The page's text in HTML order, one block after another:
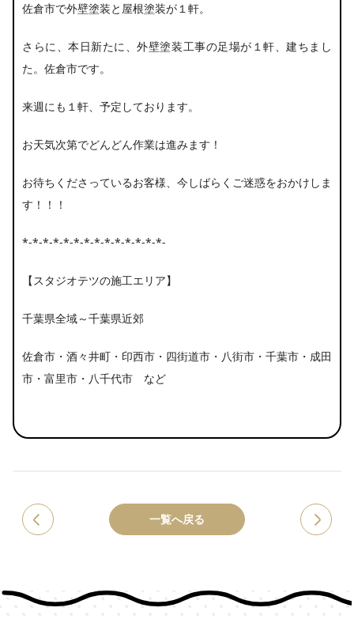
佐倉市で外壁塗装と屋根塗装が１軒。
さらに、本日新たに、外壁塗装工事の足場が１軒、建ちまし
た。佐倉市です。
来週にも１軒、予定しております。
お天気次第でどんどん作業は進みます！
お待ちくださっているお客様、今しばらくご迷惑をおかけしま
す！！！
*-*-*-*-*-*-*-*-*-*-*-*-*-*-
【スタジオテツの施工エリア】
千葉県全域～千葉県近郊
佐倉市・酒々井町・印西市・四街道市・八街市・千葉市・成田
市・富里市・八千代市 など
一覧へ戻る